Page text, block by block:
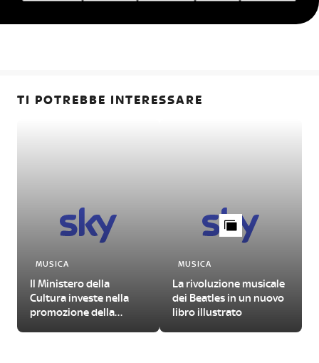
TI POTREBBE INTERESSARE
MUSICA
Il Ministero della
Cultura investe nella
promozione della
MUSICA
La rivoluzione musicale
dei Beatles in un nuovo
libro illustrato